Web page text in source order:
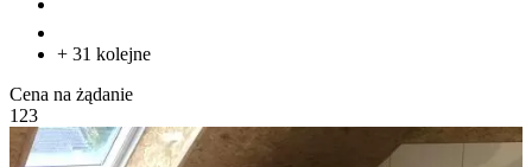
+ 31 kolejne
Cena na żądanie
1 23